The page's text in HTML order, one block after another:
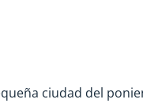
ciudad del